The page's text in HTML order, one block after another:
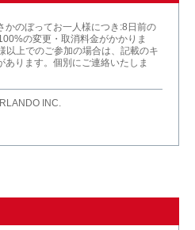
かのぼってお一人様につき:8日前の
の変更・取消料金がかかりま
以上でのご参加の場合は、記載のキ
あります。個別にご連絡いたしま
INC.